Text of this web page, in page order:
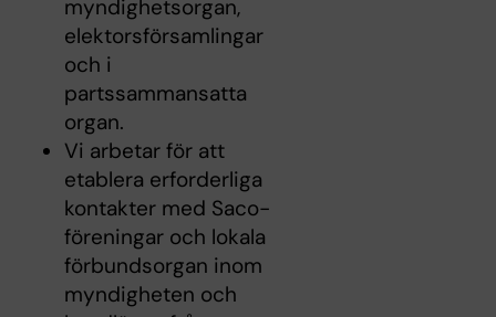
myndighetsorgan,
elektorsförsamlingar
och i
partssammansatta
organ.
Vi arbetar för att
etablera erforderliga
kontakter med Saco-
föreningar och lokala
förbundsorgan inom
myndigheten och